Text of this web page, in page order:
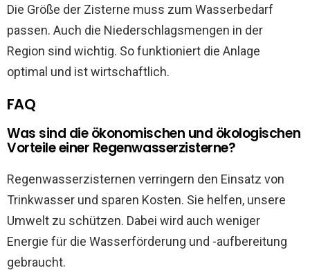
Die Größe der Zisterne muss zum Wasserbedarf
passen. Auch die Niederschlagsmengen in der
Region sind wichtig. So funktioniert die Anlage
optimal und ist wirtschaftlich.
FAQ
Was sind die ökonomischen und ökologischen
Vorteile einer Regenwasserzisterne?
Regenwasserzisternen verringern den Einsatz von
Trinkwasser und sparen Kosten. Sie helfen, unsere
Umwelt zu schützen. Dabei wird auch weniger
Energie für die Wasserförderung und -aufbereitung
gebraucht.